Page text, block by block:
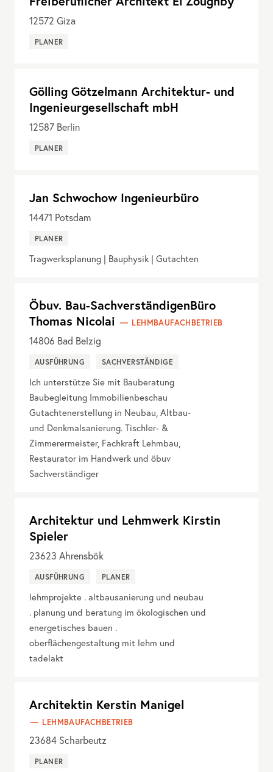
12572 Giza
PLANER
Gölling Götzelmann Architektur- und
Ingenieurgesellschaft mbH
12587 Berlin
PLANER
Jan Schwochow Ingenieurbüro
14471 Potsdam
PLANER
Tragwerksplanung | Bauphysik | Gutachten
Öbuv. Bau-SachverständigenBüro
Thomas Nicolai
LEHMBAUFACHBETRIEB
14806 Bad Belzig
AUSFÜHRUNG SACHVERSTÄNDIGE
Ich unterstütze Sie mit Bauberatung
Baubegleitung Immobilienbeschau
Gutachtenerstellung in Neubau, Altbau-
und Denkmalsanierung. Tischler- &
Zimmerermeister, Fachkraft Lehmbau,
Restaurator im Handwerk und öbuv
Sachverständiger
Architektur und Lehmwerk Kirstin
Spieler
23623 Ahrensbök
AUSFÜHRUNG PLANER
lehmprojekte . altbausanierung und neubau
. planung und beratung im ökologischen und
energetisches bauen .
oberflächengestaltung mit lehm und
tadelakt
Architektin Kerstin Manigel
LEHMBAUFACHBETRIEB
23684 Scharbeutz
PLANER